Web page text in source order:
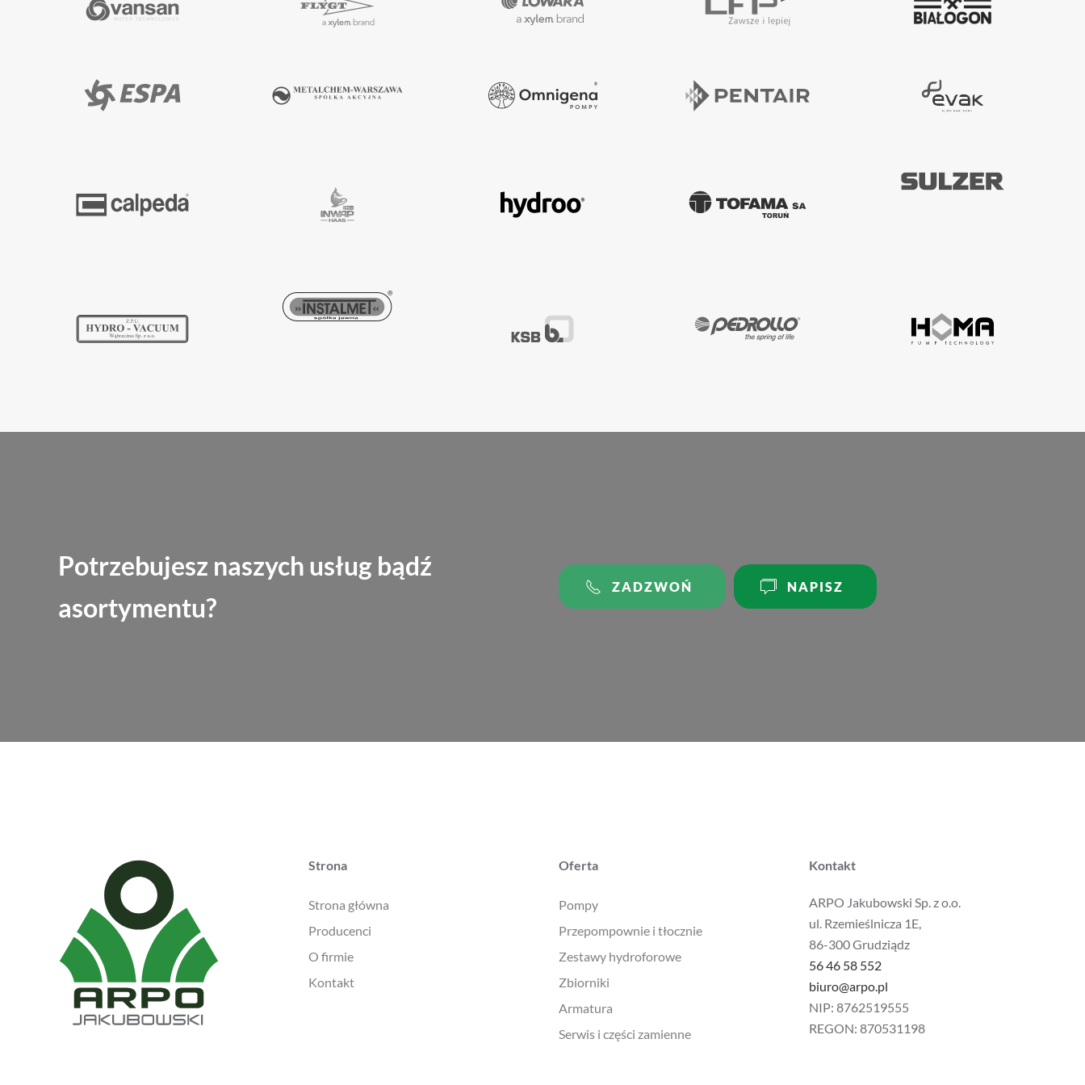
Potrzebujesz naszych usług bądź
asortymentu?
ZADZWOŃ NAPISZ
Strona
Strona główna
Producenci
O firmie
Kontakt
Oferta
Pompy
Przepompownie i tłocznie
Zestawy hydroforowe
Zbiorniki
Armatura
Serwis i części zamienne
Kontakt
ARPO Jakubowski Sp. z o.o.
ul. Rzemieślnicza 1E,
86-300 Grudziądz
56 46 58 552
biuro@arpo.pl
NIP: 8762519555
REGON: 870531198